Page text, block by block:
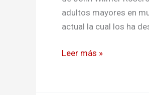
adultos mayores en
actual la cual los ha
Hormiga
Leer más »